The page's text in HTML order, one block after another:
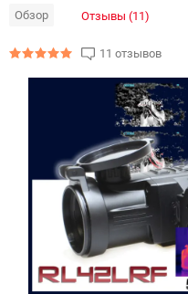
Обзор Отзывы (11)
11 отзывов